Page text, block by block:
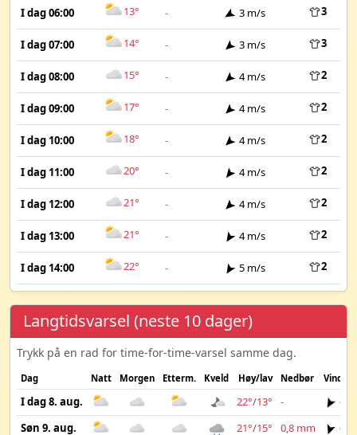
I dag 06:00 13° - 3 m/s 3
I dag 07:00 14° - 3 m/s 3
I dag 08:00 15° - 4 m/s 2
I dag 09:00 17° - 4 m/s 2
I dag 10:00 18° - 4 m/s 2
I dag 11:00 20° - 4 m/s 2
I dag 12:00 21° - 4 m/s 2
I dag 13:00 21° - 4 m/s 2
I dag 14:00 22° - 5 m/s 2
Langtidsvarsel (neste 10 dager)
Trykk på en rad for time-for-time-varsel samme dag.
Dag Natt Morgen Etterm. Kveld Høy/lav Nedbør Vind
I dag 8. aug. 22°/13° -
6
Søn 9. aug.
21°/15° 0,8 mm
6